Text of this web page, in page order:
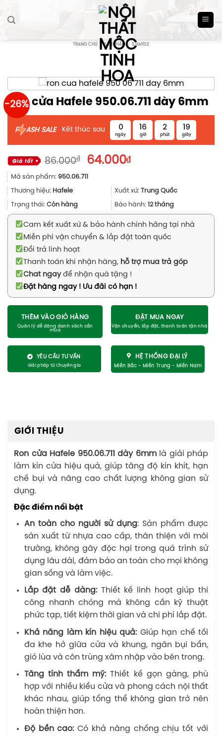
TRANG CHỦ / SẢN PHẨM / S HAFELE
-26%
Ron cửa Hafele 950.06.711 dày 6mm
F ASH SALE Kết thúc sau 0
ngày
16
giờ
2
phút
19
giây
86.000₫
Giá
gốc
là:
86.000₫.
64.000₫Giá
là:
64.000₫.
Mã sản phẩm: 950.06.711
Thương hiệu: Hafele Xuất xứ: Trung Quốc
Trạng thái: Còn hàng Bảo hành: 12 tháng
Cam kết xuất xứ & bảo hành chính hãng tại nhà
Miễn phí vận chuyển & lắp đặt toàn quốc
Đổi trả linh hoạt
Thanh toán khi nhận hàng, hỗ trợ mua trả góp
Chat ngayđể nhận quà tặng !
Đặt hàng ngay ! Ưu đãi có hạn !
THÊM VÀO GIỎ HÀNG ĐẶT MUA NGAY
YÊU CẦU TƯ VẤN HỆ THỐNG ĐẠI LÝ
GIỚI THIỆU
Ron cửa Hafele 950.06.711 dày 6mmlà giải pháp
làm kín cửa hiệu quả, giúp tăng độ kín khít, hạn
chế bụi và nâng cao chất lượng không gian sử
dụng.
Đặc điểm nổi bật
An toàn cho người sử dụng: Sản phẩm được
sản xuất từ nhựa cao cấp, thân thiện với môi
trường, không gây độc hại trong quá trình sử
dụng lâu dài, đảm bảo an toàn cho mọi không
gian sống và làm việc.
Lắp đặt dễ dàng: Thiết kế linh hoạt giúp thi
công nhanh chóng mà không cần kỹ thuật
phức tạp, tiết kiệm thời gian và chi phí lắp đặt.
Khả năng làm kín hiệu quả: Giúp hạn chế tối
đa khe hở giữa cửa và khung, ngăn bụi bẩn,
gió lùa và côn trùng xâm nhập vào bên trong.
Tăng tính thẩm mỹ:Thiết kế gọn gàng, phù
hợp với nhiều kiểu cửa và phong cách nội thất
khác nhau, giúp tổng thể không gian trở nên
hoàn thiện hơn.
Độ bền cao:Có khả năng chống chịu tốt với